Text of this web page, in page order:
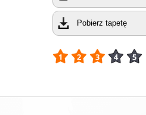
Pobierz tapetę